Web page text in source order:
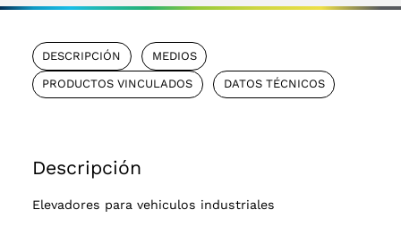
DESCRIPCIÓN MEDIOS
PRODUCTOS VINCULADOS DATOS TÉCNICOS
Descripción
Elevadores para vehiculos industriales